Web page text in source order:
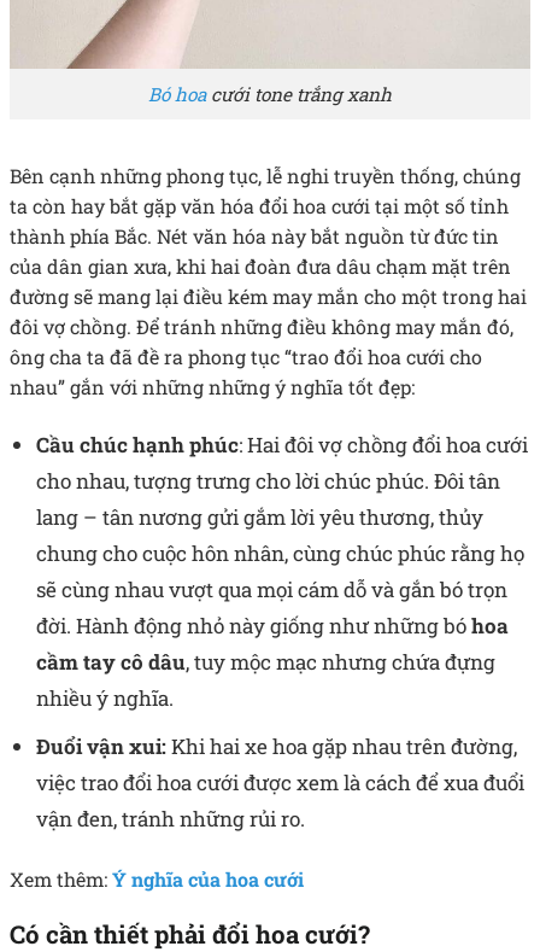
Bó hoacưới tone trắng xanh
Bên cạnh những phong tục, lễ nghi truyền thống, chúng
ta còn hay bắt gặp văn hóa đổi hoa cưới tại một số tỉnh
thành phía Bắc. Nét văn hóa này bắt nguồn từ đức tin
của dân gian xưa, khi hai đoàn đưa dâu chạm mặt trên
đường sẽ mang lại điều kém may mắn cho một trong hai
đôi vợ chồng. Để tránh những điều không may mắn đó,
ông cha ta đã đề ra phong tục “trao đổi hoa cưới cho
nhau” gắn với những những ý nghĩa tốt đẹp:
Cầu chúc hạnh phúc: Hai đôi vợ chồng đổi hoa cưới
cho nhau, tượng trưng cho lời chúc phúc. Đôi tân
lang – tân nương gửi gắm lời yêu thương, thủy
chung cho cuộc hôn nhân, cùng chúc phúc rằng họ
sẽ cùng nhau vượt qua mọi cám dỗ và gắn bó trọn
đời. Hành động nhỏ này giống như những bóhoa
cầm tay cô dâu, tuy mộc mạc nhưng chứa đựng
nhiều ý nghĩa.
Đuổi vận xui:Khi hai xe hoa gặp nhau trên đường,
việc trao đổi hoa cưới được xem là cách để xua đuổi
vận đen, tránh những rủi ro.
Xem thêm:Ý nghĩa của hoa cưới
Có cần thiết phải đổi hoa cưới?